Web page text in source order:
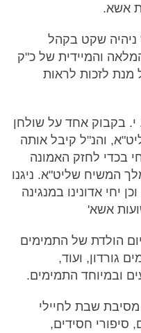
אשא.
ניהיה שקט בקהל
והמיידית של כ"ק
לזכות לראות
ד. י. בקבוק אחד על שולחן
והנ"ל קיבל אותה
בכדי לחזק האמונה
המשיח שליט"א. ניגנו
יחי אדונינו במנגינה
אשא'
הולדת של התמימים
גורדון, ועוד,
ובמיוחד התמימים.
מסיבת שבת לחיילי
סיפורי חסידים,